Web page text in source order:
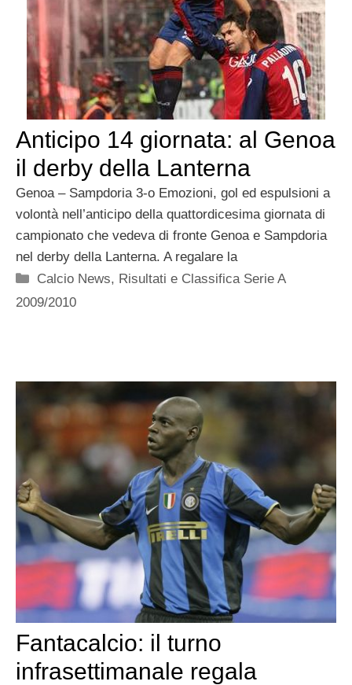
Anticipo 14 giornata: al Genoa
il derby della Lanterna
Genoa – Sampdoria 3-o Emozioni, gol ed espulsioni a
volontà nell’anticipo della quattordicesima giornata di
campionato che vedeva di fronte Genoa e Sampdoria
nel derby della Lanterna. A regalare la
Categorie
Calcio News, Risultati e Classifica Serie A
2009/2010
Fantacalcio: il turno
infrasettimanale regala